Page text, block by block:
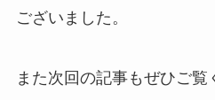
ございました。
また次回の記事もぜひご覧